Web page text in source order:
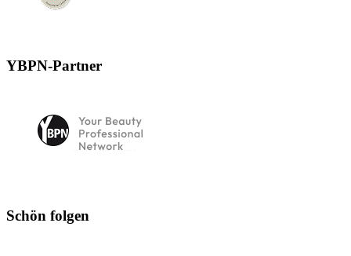
YBPN-Partner
Schön folgen